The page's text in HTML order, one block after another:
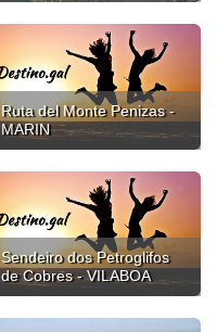
Ruta del Monte Penizas -
MARIN
Sendeiro dos Petroglifos
de Cobres - VILABOA